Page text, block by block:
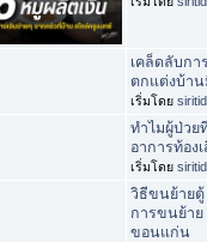
เคล็ดลับกา
ตกแต่งบ้า
เริ่มโดย
ทำไมผู้ป่วย
อาการท้อง
เริ่มโดย
วิธีขนย้ายตู้
การขนย้าย
ขอนแก่น